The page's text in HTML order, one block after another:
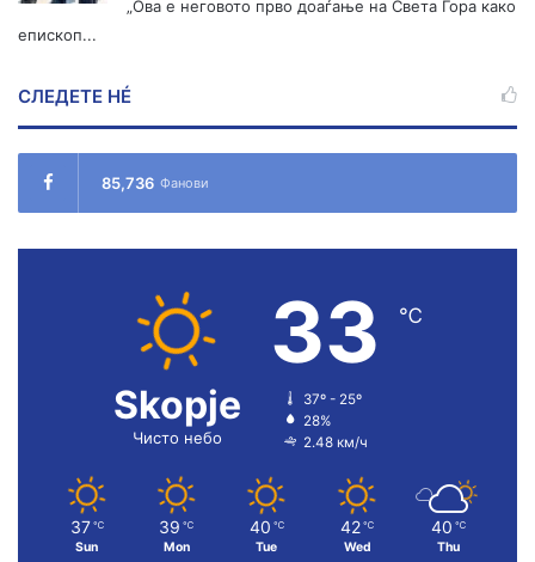
„Ова е неговото прво доаѓање на Света Гора како
епископ...
СЛЕДЕТЕ НÉ
85,736 Фанови
Skopje
Чисто небо
33 ℃
37º - 25º
28%
2.48 км/ч
37 ℃
Sun
39 ℃
Mon
40 ℃
Tue
42 ℃
Wed
40 ℃
Thu